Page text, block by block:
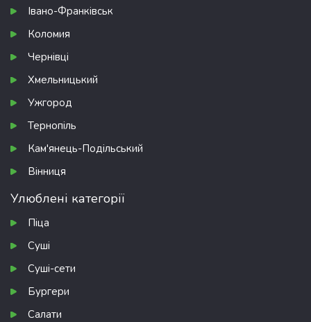
Івано-Франківськ
Коломия
Чернівці
Хмельницький
Ужгород
Тернопіль
Кам'янець-Подільський
Вінниця
Улюблені категорії
Піца
Суші
Суші-сети
Бургери
Салати